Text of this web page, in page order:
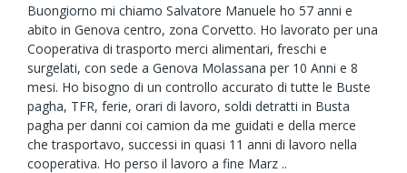
Buongiorno mi chiamo Salvatore Manuele ho 57 anni e
abito in Genova centro, zona Corvetto. Ho lavorato per una
Cooperativa di trasporto merci alimentari, freschi e
surgelati, con sede a Genova Molassana per 10 Anni e 8
mesi. Ho bisogno di un controllo accurato di tutte le Buste
pagha, TFR, ferie, orari di lavoro, soldi detratti in Busta
pagha per danni coi camion da me guidati e della merce
che trasportavo, successi in quasi 11 anni di lavoro nella
cooperativa. Ho perso il lavoro a fine Marz ..